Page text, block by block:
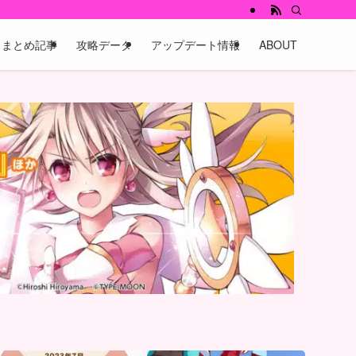
まとめ記事 攻略データ アップデート情報 ABOUT